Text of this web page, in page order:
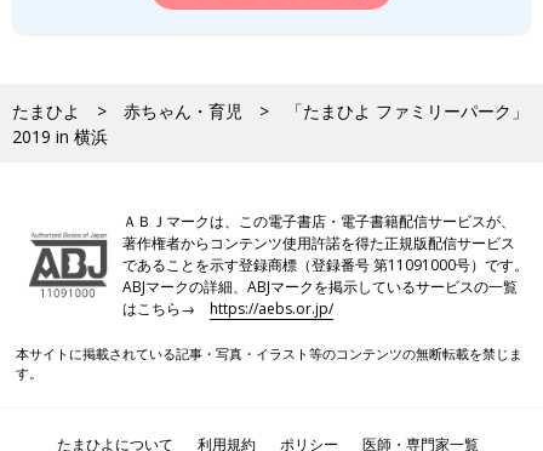
たまひよ 赤ちゃん・育児
「たまひよ ファミリーパーク」
2019 in 横浜
ＡＢＪマークは、この電子書店・電子書籍配信サービスが、
著作権者からコンテンツ使用許諾を得た正規版配信サービス
であることを示す登録商標（登録番号 第11091000号）です。
ABJマークの詳細、ABJマークを掲示しているサービスの一覧
はこちら→https://aebs.or.jp/
本サイトに掲載されている記事・写真・イラスト等のコンテンツの無断転載を禁じま
す。
たまひよについて 利用規約 ポリシー 医師・専門家一覧